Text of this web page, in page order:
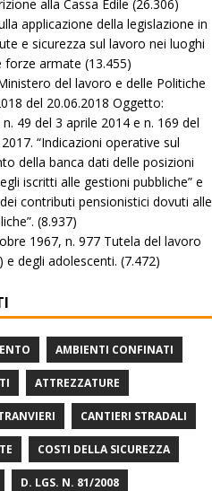
alla Cassa Edile (26.306)
applicazione della legislazione in
e sicurezza sul lavoro nei luoghi
forze armate (13.455)
del lavoro e delle Politiche
del 20.06.2018 Oggetto:
49 del 3 aprile 2014 e n. 169 del
“Indicazioni operative sul
della banca dati delle posizioni
iscritti alle gestioni pubbliche” e
contributi pensionistici dovuti alle
(8.937)
1967, n. 977 Tutela del lavoro
e degli adolescenti. (7.472)
AMBIENTI CONFINATI
ATTREZZATURE
CANTIERI STRADALI
COSTI DELLA SICUREZZA
D. LGS. N. 81/2008